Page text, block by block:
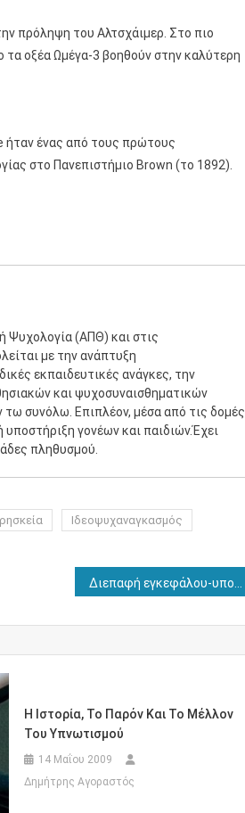
πρόληψη του Αλτσχάιμερ. Στο πιο
τα οξέα Ωμέγα-3 βοηθούν στην καλύτερη
ήταν ένας από τους πρώτους
στο Πανεπιστήμιο Brown (το 1892).
Ψυχολογία (ΑΠΘ) και στις
με την ανάπτυξη
εκπαιδευτικές ανάγκες, την
και ψυχοσυναισθηματικών
τω συνόλω. Επιπλέον, μέσα από τις δομές
υποστήριξη γονέων και παιδιών.Έχει
πληθυσμού.
Ιδεοψυχαναγκασμός
Η Ιστορία, Το Παρόν Και Το Μέλλον
Του Υπνωτισμού
14 Μαΐου 2009
Δημήτρης Αγοραστός